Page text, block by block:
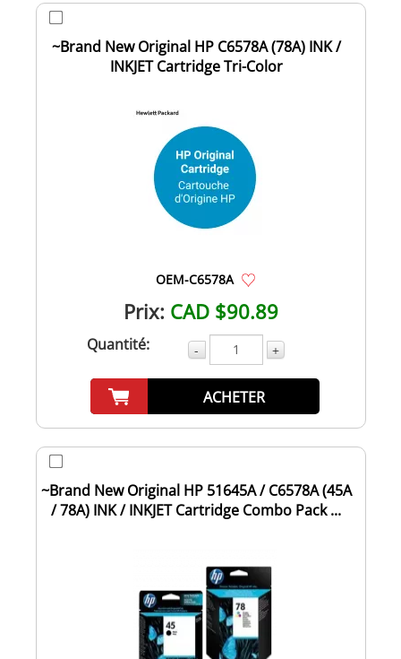
~Brand New Original HP C6578A (78A) INK /
INKJET Cartridge Tri-Color
OEM-C6578A
Prix: CAD $90.89
Quantité: - +
ACHETER
~Brand New Original HP 51645A / C6578A (45A
/ 78A) INK / INKJET Cartridge Combo Pack ...